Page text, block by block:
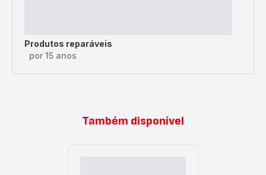
Produtos reparáveis
por 15 anos
Também disponível